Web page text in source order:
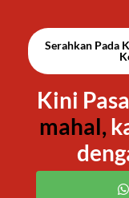
Serahkan Pada
Kini
mahal,